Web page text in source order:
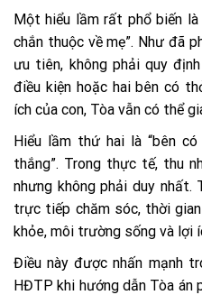
Một hiểu lầm rất phổ biến
chắn thuộc về mẹ”. Như đã
ưu tiên, không phải quy
điều kiện hoặc hai bên có
ích của con, Tòa vẫn có thể
Hiểu lầm thứ hai là “bên
thắng”. Trong thực tế, thu
nhưng không phải duy nhất.
trực tiếp chăm sóc, thời
khỏe, môi trường sống và lợi
Điều này được nhấn mạnh
HĐTP khi hướng dẫn Tòa án